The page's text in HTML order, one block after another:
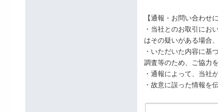
【通報・お問い合わせ
・当社とのお取引にお
はその疑いがある場合
・いただいた内容に基
調査等のため、ご協力
・通報によって、当社
・故意に誤った情報を